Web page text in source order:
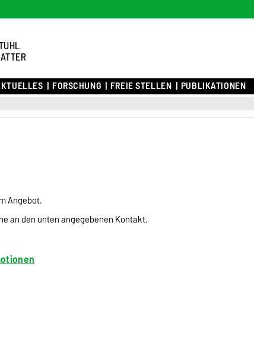
FORSCHUNG FREIE STELLEN PUBLIKATIONEN
Angebot.
an den unten angegebenen Kontakt.